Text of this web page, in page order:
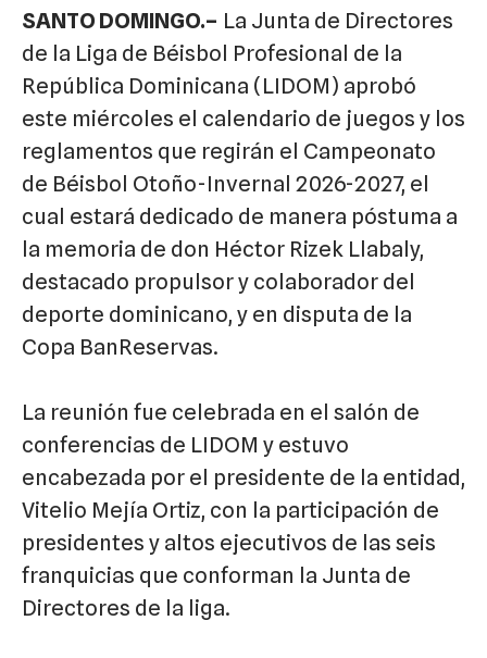
SANTO DOMINGO.– La Junta de Directores
de la Liga de Béisbol Profesional de la
República Dominicana (LIDOM) aprobó
este miércoles el calendario de juegos y los
reglamentos que regirán el Campeonato
de Béisbol Otoño-Invernal 2026-2027, el
cual estará dedicado de manera póstuma a
la memoria de don Héctor Rizek Llabaly,
destacado propulsor y colaborador del
deporte dominicano, y en disputa de la
Copa BanReservas.
La reunión fue celebrada en el salón de
conferencias de LIDOM y estuvo
encabezada por el presidente de la entidad,
Vitelio Mejía Ortiz, con la participación de
presidentes y altos ejecutivos de las seis
franquicias que conforman la Junta de
Directores de la liga.